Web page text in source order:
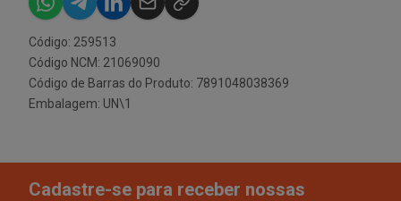
Código: 259513
Código NCM: 21069090
Código de Barras do Produto: 7891048038369
Embalagem: UN\1
Cadastre-se para receber nossas